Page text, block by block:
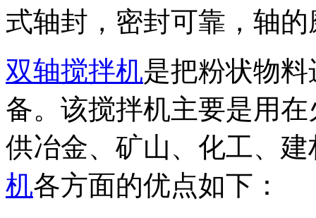
式轴封，密封可靠，轴
双轴搅拌机是把粉状物
备。该搅拌机主要是用
供冶金、矿山、化工、
机各方面的优点如下：